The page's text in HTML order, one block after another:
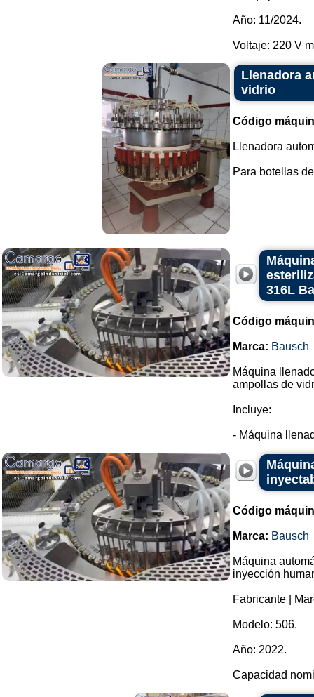
Año: 11/2024.
Voltaje: 220 V
Llenadora
vidrio
Código
Llenadora
Para botellas
316L
Código
Marca: Bausch
Máquina
ampollas de
Incluye:
- Máquina
Código
Marca: Bausch
Máquina
inyección
Fabricante |
Modelo: 506.
Año: 2022.
Capacidad